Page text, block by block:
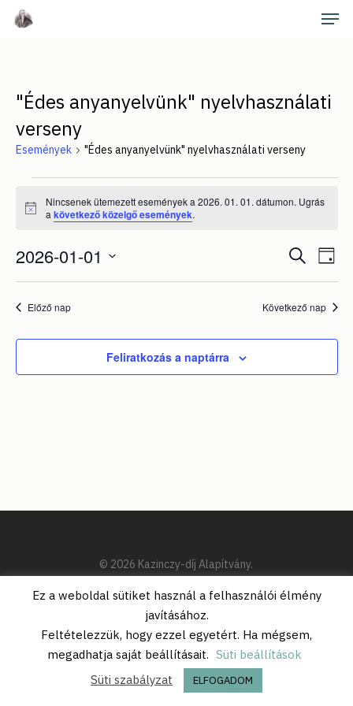
Skip
"Édes anyanyelvünk" nyelvhasználati
verseny
Események "Édes anyanyelvünk" nyelvhasználati verseny
Események
for
2026.
01.
01.
Notice
Nincsenek ütemezett események a 2026. 01. 01. dátumon. Ugrás
a következő közelgő események.
és
nézet
Keresett
Nap
2026-01-01
Dátum
Előző nap Következő nap
Feliratkozás a naptárra
© 2026 Kazinczy-díj Alapítvány.
Ez a weboldal sütiket használ a felhasználói élmény
javításához.
Feltételezzük, hogy ezzel egyetért. Ha mégsem,
megadhatja saját beállításait. Süti beállítások
Süti szabályzat
ELFOGADOM